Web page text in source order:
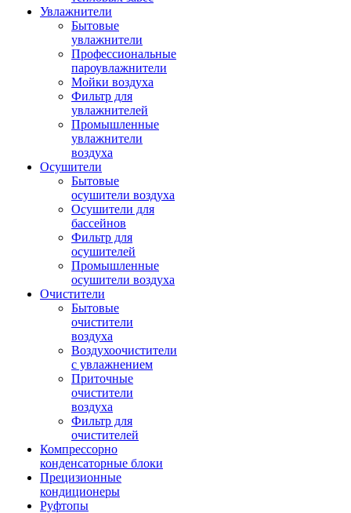
Увлажнители
Бытовые
увлажнители
Профессиональные
пароувлажнители
Мойки воздуха
Фильтр для
увлажнителей
Промышленные
увлажнители
воздуха
Осушители
Бытовые
осушители воздуха
Осушители для
бассейнов
Фильтр для
осушителей
Промышленные
осушители воздуха
Очистители
Бытовые
очистители
воздуха
Воздухоочистители
с увлажнением
Приточные
очистители
воздуха
Фильтр для
очистителей
Компрессорно
конденсаторные блоки
Прецизионные
кондиционеры
Руфтопы